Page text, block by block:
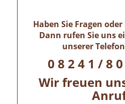
Haben Sie Fragen
Dann rufen Sie uns
unserer
0 8 2 4 1 / 8
Wir freuen